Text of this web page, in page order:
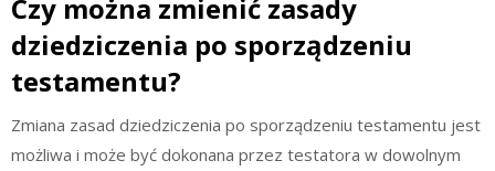
Czy można zmienić zasady
dziedziczenia po sporządzeniu
testamentu?
Zmiana zasad dziedziczenia po sporządzeniu testamentu jest
możliwa i może być dokonana przez testatora w dowolnym